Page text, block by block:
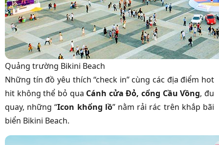
Quảng trường Bikini Beach
Những tín đồ yêu thích “check in” cùng các địa điểm hot
hit không thể bỏ qua Cánh cửa Đỏ, cổng Cầu Vồng, đu
quay, những “Icon khổng lồ” nằm rải rác trên khắp bãi
biển Bikini Beach.